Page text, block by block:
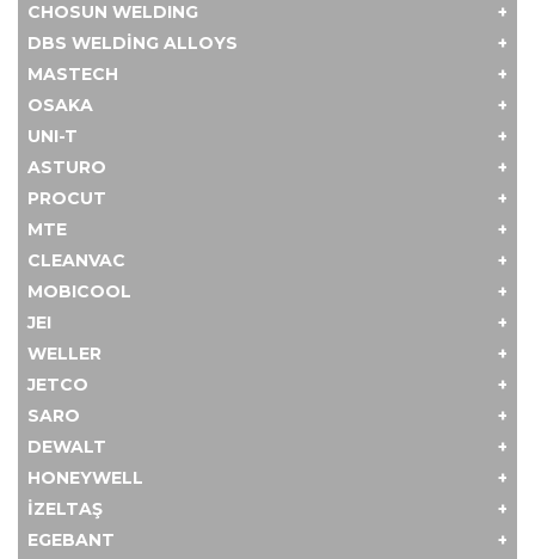
CHOSUN WELDING
DBS WELDING ALLOYS
MASTECH
OSAKA
UNI-T
ASTURO
PROCUT
MTE
CLEANVAC
MOBICOOL
JEI
WELLER
JETCO
SARO
DEWALT
HONEYWELL
İZELTAŞ
EGEBANT